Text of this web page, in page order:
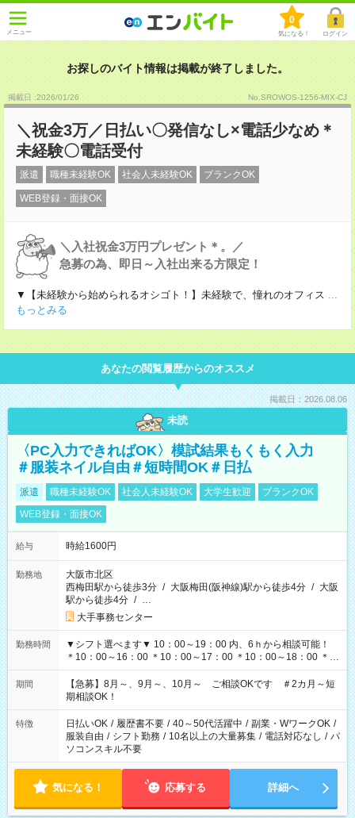
メニュー
0
気になる！ ログイン
お探しのバイト情報は掲載が終了しました。
掲載日 :2026/01/26 No.SROWOS-1256-MIX-CJ
＼祝金3万／日払い〇発信なし×電話少なめ＊
未経験〇電話受付
派遣 職種未経験OK 社会人未経験OK ブランクOK
WEB登録・面接OK
＼入社祝金3万円プレゼント＊。／
急募の為、即日～入社出来る方限定！
▼【未経験から始められるオシゴト！】未経験で、憧れのオフィス ...
もっとみる
あなたの閲覧履歴からのオススメ
掲載日：2026.08.06
未読
〈PC入力できればOK〉模試結果もくもく入力
＃服装ネイル自由＃短時間OK＃日払
派遣 職種未経験OK 社会人未経験OK 大学生歓迎
ブランクOK
WEB登録・面接OK
給与 時給1600円
勤務地
大阪市北区
西梅田駅から徒歩3分 / 大阪梅田(阪神線)駅から徒歩4分 / 大阪
駅から徒歩4分 / …
大手事務センター
勤務時間
▼シフト選べます▼ 10：00～19：00 内、6ｈから相談可能！
＊10：00～16：00 ＊10：00～17：00 ＊10：00～18：00 ＊
11：00～19：00 ＊12：00～19：00 ＊13：00～19：00
期間
【急募】8月～、9月～、10月～ ご相談OKです ＃2カ月～短
期相談OK！
特徴 日払いOK / 履歴書不要 / 40～50代活躍中 / 副業・WワークOK /
服装自由 / シフト勤務 / 10名以上の大量募集 / 電話対応なし / パ
ソコンスキル不要
気になる！ 応募する 詳細へ